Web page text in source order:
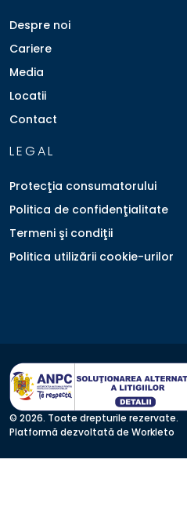
Despre noi
Cariere
Media
Locatii
Contact
LEGAL
Protecţia consumatorului
Politica de confidenţialitate
Termeni şi condiţii
Politica utilizării cookie-urilor
© 2026. Toate drepturile rezervate.
Platformă dezvoltată de Workleto